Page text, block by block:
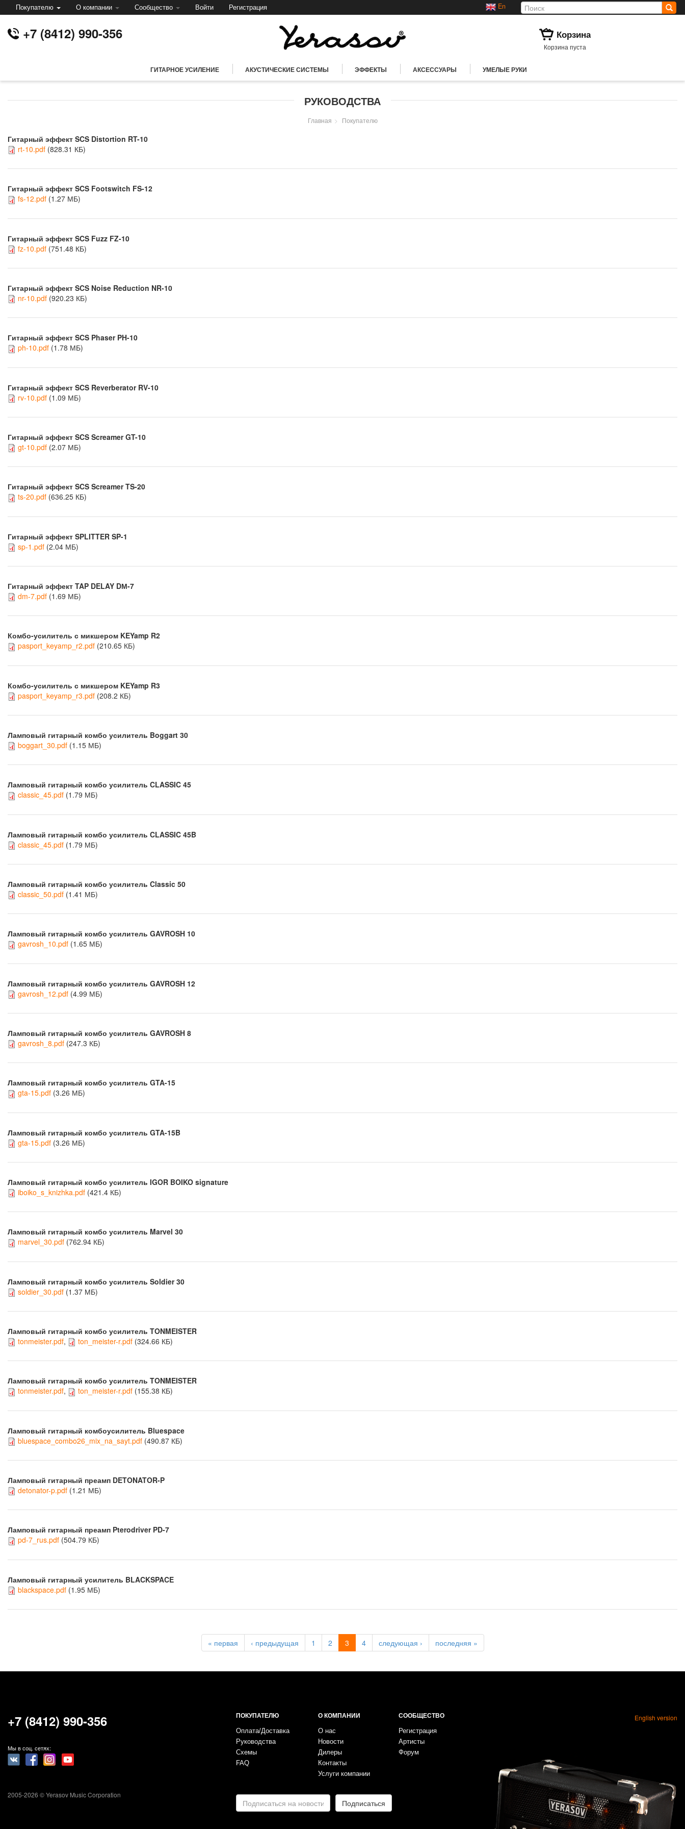
Покупателю
Руководства
О компании
Новости
Сообщество
Войти Регистрация En
+7 (8412) 990-356 Корзина
Корзина пуста
ГИТАРНОЕ УСИЛЕНИЕ АКУСТИЧЕСКИЕ СИСТЕМЫ ЭФФЕКТЫ АКСЕССУАРЫ УМЕЛЫЕ РУКИ
РУКОВОДСТВА
Главная Покупателю
Гитарный эффект SCS Distortion RT-10
rt-10.pdf (828.31 КБ)
Гитарный эффект SCS Footswitch FS-12
fs-12.pdf (1.27 МБ)
Гитарный эффект SCS Fuzz FZ-10
fz-10.pdf (751.48 КБ)
Гитарный эффект SCS Noise Reduction NR-10
nr-10.pdf (920.23 КБ)
Гитарный эффект SCS Phaser PH-10
ph-10.pdf (1.78 МБ)
Гитарный эффект SCS Reverberator RV-10
rv-10.pdf (1.09 МБ)
Гитарный эффект SCS Screamer GT-10
gt-10.pdf (2.07 МБ)
Гитарный эффект SCS Screamer TS-20
ts-20.pdf (636.25 КБ)
Гитарный эффект SPLITTER SP-1
sp-1.pdf (2.04 МБ)
Гитарный эффект TAP DELAY DМ-7
dm-7.pdf (1.69 МБ)
Комбо-усилитель с микшером KEYamp R2
pasport_keyamp_r2.pdf (210.65 КБ)
Комбо-усилитель с микшером KEYamp R3
pasport_keyamp_r3.pdf (208.2 КБ)
Ламповый гитарный комбо усилитель Boggart 30
boggart_30.pdf (1.15 МБ)
Ламповый гитарный комбо усилитель CLASSIC 45
classic_45.pdf (1.79 МБ)
Ламповый гитарный комбо усилитель CLASSIC 45B
classic_45.pdf (1.79 МБ)
Ламповый гитарный комбо усилитель Classic 50
classic_50.pdf (1.41 МБ)
Ламповый гитарный комбо усилитель GAVROSH 10
gavrosh_10.pdf (1.65 МБ)
Ламповый гитарный комбо усилитель GAVROSH 12
gavrosh_12.pdf (4.99 МБ)
Ламповый гитарный комбо усилитель GAVROSH 8
gavrosh_8.pdf (247.3 КБ)
Ламповый гитарный комбо усилитель GTA-15
gta-15.pdf (3.26 МБ)
Ламповый гитарный комбо усилитель GTA-15B
gta-15.pdf (3.26 МБ)
Ламповый гитарный комбо усилитель IGOR BOIKO signature
iboiko_s_knizhka.pdf (421.4 КБ)
Ламповый гитарный комбо усилитель Marvel 30
marvel_30.pdf (762.94 КБ)
Ламповый гитарный комбо усилитель Soldier 30
soldier_30.pdf (1.37 МБ)
Ламповый гитарный комбо усилитель TONMEISTER
tonmeister.pdf, ton_meister-r.pdf (324.66 КБ)
Ламповый гитарный комбо усилитель TONMEISTER
tonmeister.pdf, ton_meister-r.pdf (155.38 КБ)
Ламповый гитарный комбоусилитель Bluespace
bluespace_combo26_mix_na_sayt.pdf (490.87 КБ)
Ламповый гитарный преамп DETONATOR-P
detonator-p.pdf (1.21 МБ)
Ламповый гитарный преамп Pterodriver PD-7
pd-7_rus.pdf (504.79 КБ)
Ламповый гитарный усилитель BLACKSPACE
blackspace.pdf (1.95 МБ)
« первая ‹ предыдущая 1 2 3 4 следующая › последняя »
+7 (8412) 990-356
Мы в соц. сетях:
2005-2026 © Yerasov Music Corporation
ПОКУПАТЕЛЮ
Оплата/Доставка
Руководства
Схемы
FAQ
О КОМПАНИИ
О нас
Новости
Дилеры
Контакты
Услуги компании
СООБЩЕСТВО
Регистрация
Артисты
Форум
E-
mail
Подписаться
English version